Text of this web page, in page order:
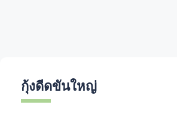
กุ้งดีดขันใหญ่